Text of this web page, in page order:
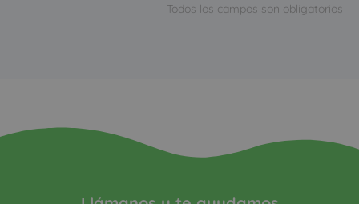
Todos los campos son obligatorios